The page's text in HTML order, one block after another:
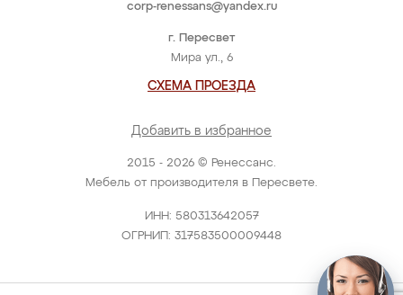
2015 - 2026 © Ренессанс.
Мебель от производителя в Пересвете.
ИНН: 580313642057
ОГРНИП: 317583500009448
г. Пересвет
Мира ул., 6
СХЕМА ПРОЕЗДА
Добавить в избранное
corp-renessans@yandex.ru